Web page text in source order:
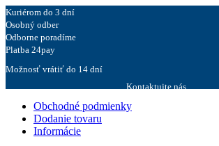
Kuriérom do 3 dní
Osobný odber
Odborne poradíme
Platba 24pay
Možnosť vrátiť do 14 dní
Kontaktujte nás
Obchodné podmienky
Dodanie tovaru
Informácie